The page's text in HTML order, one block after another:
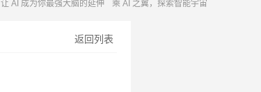
让 AI 成为你最强大脑的延伸 乘 AI 之翼，探索智能宇宙
返回列表